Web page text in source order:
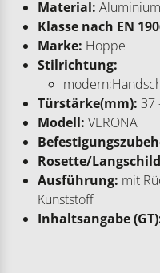
Material: Aluminium
Klasse nach EN
Marke: Hoppe
Stilrichtung:
Türstärke(mm): 37
Modell: VERONA
Rosette/
Ausführung: mit
Kunststoff
Inhaltsangabe